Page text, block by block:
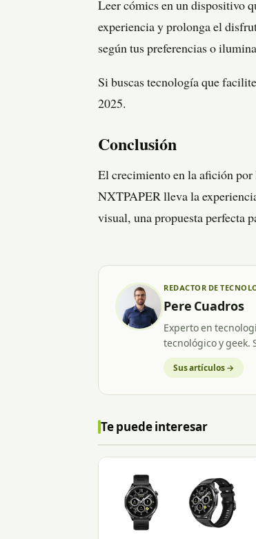
Leer cómics en un dispositivo
experiencia y prolonga el
según tus preferencias o
Si buscas tecnología que
2025.
Conclusión
El crecimiento en la afición por
NXTPAPER lleva la
visual, una propuesta perfecta
REDACTOR DE
Pere Cuadros
Experto en
tecnológico y geek.
Sus artículos →
Te puede interesar